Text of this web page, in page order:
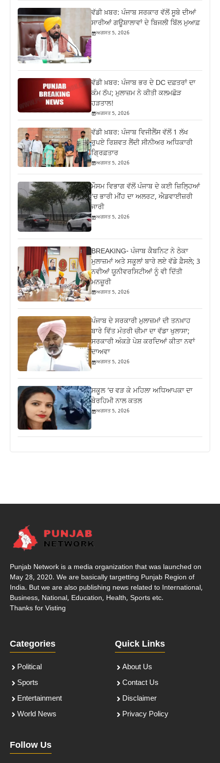
ਵੱਡੀ ਖ਼ਬਰ: ਪੰਜਾਬ ਸਰਕਾਰ ਵੱਲੋਂ ਸੂਬੇ ਦੀਆਂ
ਸਾਰੀਆਂ ਗਊਸ਼ਾਲਾਵਾਂ ਦੇ ਬਿਜਲੀ ਬਿੱਲ ਮੁਆਫ਼
ਅਗਸਤ 5, 2026
ਵੱਡੀ ਖ਼ਬਰ: ਪੰਜਾਬ ਭਰ ਦੇ DC ਦਫ਼ਤਰਾਂ ਦਾ
ਕੰਮ ਠੱਪ; ਮੁਲਾਜ਼ਮ ਨੇ ਕੀਤੀ ਕਲਮਛੋੜ
ਹੜਤਾਲ!
ਅਗਸਤ 5, 2026
ਵੱਡੀ ਖ਼ਬਰ: ਪੰਜਾਬ ਵਿਜੀਲੈਂਸ ਵੱਲੋਂ 1 ਲੱਖ
ਰੁਪਏ ਰਿਸ਼ਵਤ ਲੈਂਦੀ ਸੀਨੀਅਰ ਅਧਿਕਾਰੀ
ਗ੍ਰਿਫ਼ਤਾਰ
ਅਗਸਤ 5, 2026
ਮੌਸਮ ਵਿਭਾਗ ਵੱਲੋਂ ਪੰਜਾਬ ਦੇ ਕਈ ਜ਼‍ਿਲ੍ਹਿਆਂ
‘ਚ ਭਾਰੀ ਮੀਂਹ ਦਾ ਅਲਰਟ, ਐਡਵਾਈਜ਼ਰੀ
ਜਾਰੀ
ਅਗਸਤ 5, 2026
BREAKING- ਪੰਜਾਬ ਕੈਬਨਿਟ ਨੇ ਠੇਕਾ
ਮੁਲਾਜ਼ਮਾਂ ਅਤੇ ਸਕੂਲਾਂ ਬਾਰੇ ਲਏ ਵੱਡੇ ਫ਼ੈਸਲੇ; 3
ਨਵੀਆਂ ਯੂਨੀਵਰਸਿਟੀਆਂ ਨੂੰ ਵੀ ਦਿੱਤੀ
ਮਨਜ਼ੂਰੀ
ਅਗਸਤ 5, 2026
ਪੰਜਾਬ ਦੇ ਸਰਕਾਰੀ ਮੁਲਾਜ਼ਮਾਂ ਦੀ ਤਨਖ਼ਾਹ
ਬਾਰੇ ਵਿੱਤ ਮੰਤਰੀ ਚੀਮਾ ਦਾ ਵੱਡਾ ਖੁਲਾਸਾ;
ਸਰਕਾਰੀ ਅੰਕੜੇ ਪੇਸ਼ ਕਰਦਿਆਂ ਕੀਤਾ ਨਵਾਂ
ਦਾਅਵਾ
ਅਗਸਤ 5, 2026
ਸਕੂਲ ‘ਚ ਵੜ ਕੇ ਮਹਿਲਾ ਅਧਿਆਪਕਾ ਦਾ
ਬੇਰਹਿਮੀ ਨਾਲ ਕਤਲ
ਅਗਸਤ 5, 2026
Punjab Network is a media organization that was launched on
May 28, 2020. We are basically targetting Punjab Region of
India. But we are also publishing news related to International,
Business, National, Education, Health, Sports etc.
Thanks for Visting
Categories
Political
Sports
Entertainment
World News
Quick Links
About Us
Contact Us
Disclaimer
Privacy Policy
Follow Us